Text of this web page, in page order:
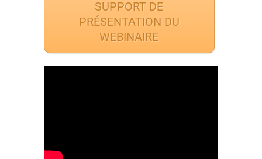
SUPPORT DE
PRÉSENTATION DU
WEBINAIRE